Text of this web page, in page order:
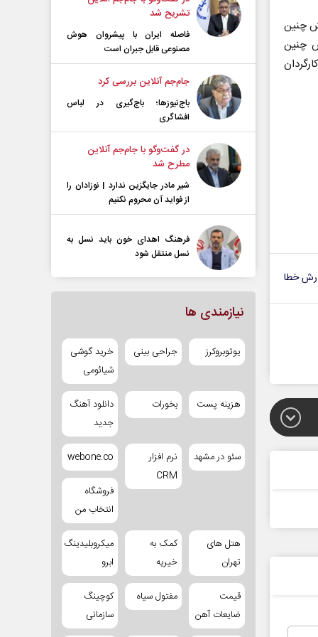
چنین
چنین
خطا
تشریح شد
فاصله ایران با پیشرو‌ان هوش
مصنوعی قابل جبران است
جام‌جم آنلاین بررسی کرد
باج‌نیوزها؛ باج‌گیری در لباس
افشاگری
در گفت‌و‌گو با جام‌جم آنلاین
مطرح شد
شیر مادر جایگزین ندارد | نوزادان را
از فواید آن محروم نکنیم
فرهنگ اهدای خون باید نسل به
نسل منتقل شود
نیازمندی ها
یوتوبروکرز جراحی بینی
خرید گوشی
شیائومی
هزینه پست بخورات
دانلود آهنگ
جدید
سئو در مشهد
نرم افزار
CRM
webone.co
فروشگاه
انتخاب من
هتل های
تهران
کمک به
خیریه
میکروبلیدینگ
ابرو
قیمت
ضایعات آهن
مفتول سیاه
کوچینگ
سازمانی